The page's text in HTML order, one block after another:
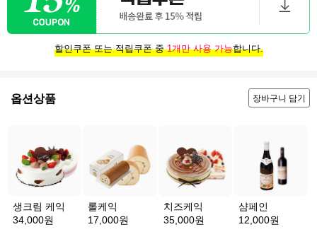
할인쿠폰 또는 적립쿠폰 중1개만 사용 가능합니다.
옵션상품 장바구니 담기
생크림 케익
34,000원
롤케익
17,000원
치즈케익
35,000원
샴페인
12,000원